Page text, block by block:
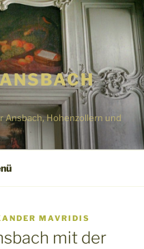
Hohenzollern und
MAVRIDIS
mit der